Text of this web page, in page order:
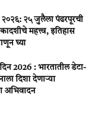
२५ जुलैला पंढरपूरची
महत्त्व, इतिहास
घ्या
दिन 2026 : भारतातील डेटा-
दिशा देणाऱ्या
अभिवादन